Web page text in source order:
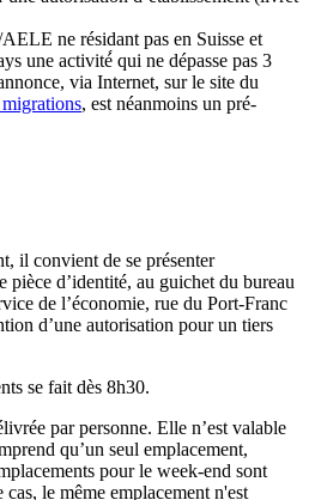
ne résidant pas en Suisse et
une activité́ qui ne dépasse pas 3
via Internet, sur le site du
migrations, est néanmoins un pré-
il convient de se présenter
pièce d’identité, au guichet du bureau
de l’économie, rue du Port-Franc
d’une autorisation pour un tiers
se fait dès 8h30.
par personne. Elle n’est valable
qu’un seul emplacement,
pour le week-end sont
le même emplacement n'est